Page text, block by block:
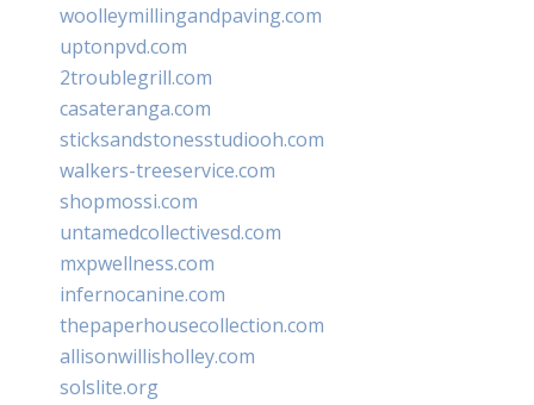
woolleymillingandpaving.com
uptonpvd.com
2troublegrill.com
casateranga.com
sticksandstonesstudiooh.com
walkers-treeservice.com
shopmossi.com
untamedcollectivesd.com
mxpwellness.com
infernocanine.com
thepaperhousecollection.com
allisonwillisholley.com
solslite.org